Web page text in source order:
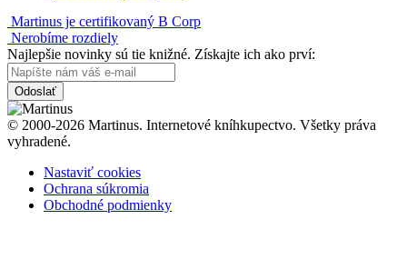
Martinus je certifikovaný B Corp
Nerobíme rozdiely
Najlepšie novinky sú tie knižné. Získajte ich ako prví:
Odoslať
© 2000-2026 Martinus. Internetové kníhkupectvo. Všetky práva
vyhradené.
Nastaviť cookies
Ochrana súkromia
Obchodné podmienky